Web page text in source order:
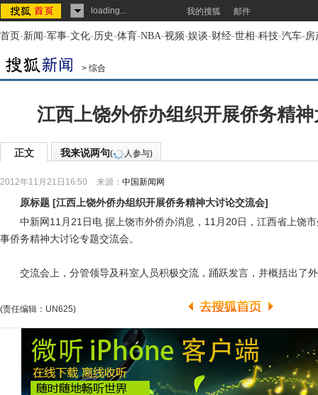
loading... 我的搜狐 邮件
首页-新闻-军事-文化-历史-体育-NBA-视频-娱谈-财经-世相-科技-汽车-房
> 综合
江西上饶外侨办组织开展侨务精
正文 我来说两句( 人参与)
2012年11月21日16:50 来源： 中国新闻网
原标题 [江西上饶外侨办组织开展侨务精神大讨论交流会]
中新网11月21日电 据上饶市外侨办消息，11月20日，江西省上饶市
事侨务精神大讨论专题交流会。
交流会上，分管领导及科室人员积极交流，踊跃发言，并概括出了
(责任编辑：UN625)